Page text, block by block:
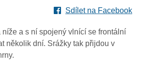
Sdílet na Facebook
a s ní spojený vlnící se frontální
několik dní. Srážky tak přijdou v